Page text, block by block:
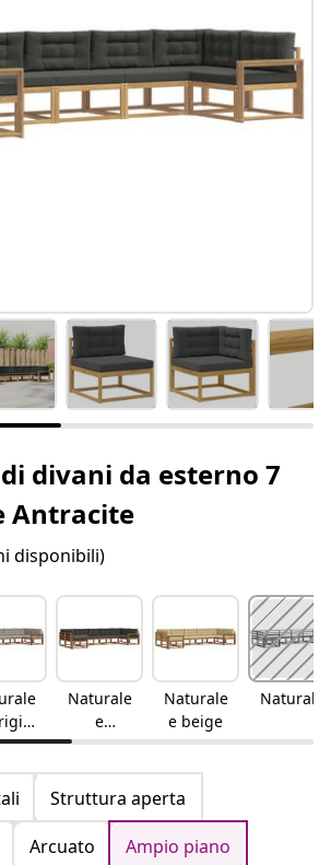
divani da esterno 7
Antracite
disponibili)
Naturale
e
antracite
Naturale
e beige
Naturale
Struttura aperta
Arcuato
Ampio piano